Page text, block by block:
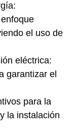
el uso de
eléctrica:
garantizar el
para la
la instalación